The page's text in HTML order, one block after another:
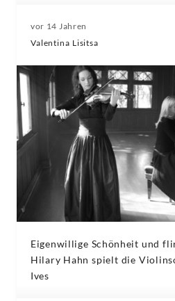
vor 14 Jahren
Valentina Lisitsa
Eigenwillige Schönheit und
Hilary Hahn spielt die
Ives